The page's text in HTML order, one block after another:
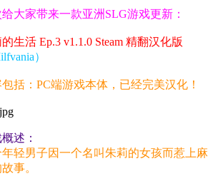
大家带来一款亚洲SLG游戏更新：
生活 Ep.3 v1.1.0 Steam 精翻汉化版
）
括：PC端游戏本体，已经完美汉化！
述：
轻男子因一个名叫朱莉的女孩而惹上麻
事。